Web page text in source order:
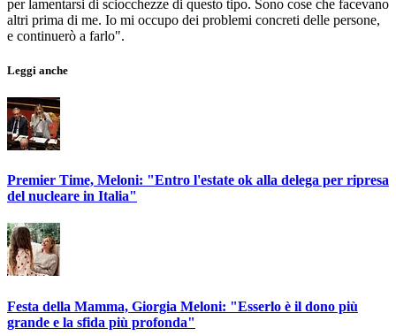
per lamentarsi di sciocchezze di questo tipo. Sono cose che facevano
altri prima di me. Io mi occupo dei problemi concreti delle persone,
e continuerò a farlo".
Leggi anche
Premier Time, Meloni: "Entro l'estate ok alla delega per ripresa
del nucleare in Italia"
Festa della Mamma, Giorgia Meloni: "Esserlo è il dono più
grande e la sfida più profonda"